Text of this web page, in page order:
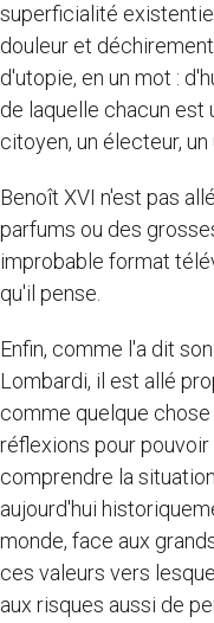
superficialité
douleur et
d'utopie, en un mot :
de laquelle chacun est
citoyen, un électeur,
Benoît XVI n'est pas
parfums ou des
improbable format
qu'il pense.
Enfin, comme l'a dit
Lombardi, il est allé
comme quelque
réflexions pour
comprendre la
aujourd'hui
monde, face aux
ces valeurs vers
aux risques aussi de